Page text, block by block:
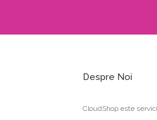
Despre Noi
CloudShop este